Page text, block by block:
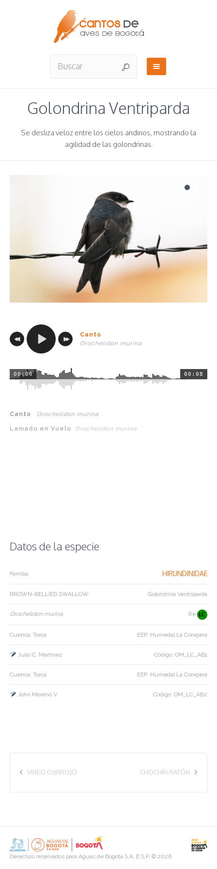
Golondrina Ventriparda
Se desliza veloz entre los cielos andinos, mostrando la
agilidad de las golondrinas.
Canto
Orochelidon murina
00:08
00:00
Canto Orochelidon murina
Lamado en Vuelo Orochelidon murina
Datos de la especie
Familia: HIRUNDINIDAE
BROWN-BELLIED SWALLOW Golondrina Ventriparda
Orochelidon murina Re
Cuenca: Torca EEP: Humedal La Conejera
Julio C. Martinez Código: OM_LC_AB1
Cuenca: Torca EEP: Humedal La Conejera
John Moreno V. Código: OM_LC_AB2
CHOCHÍN RATÓN
VIREO OJIRROJO
Derechos reservados para Aguas de Bogotá S.A. E.S.P. © 2026